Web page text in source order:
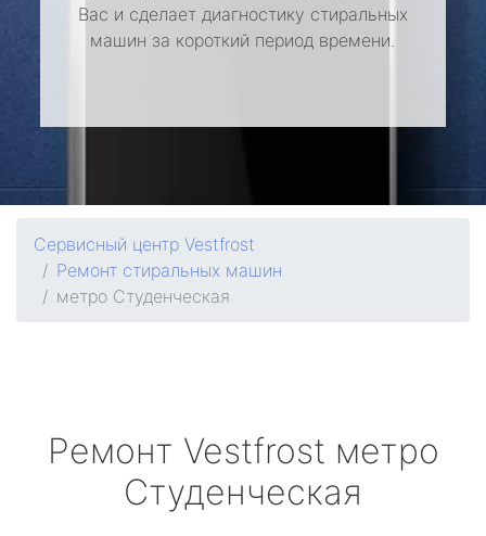
Вас и сделает диагностику стиральных
машин за короткий период времени.
Сервисный центр Vestfrost
Ремонт стиральных машин
метро Студенческая
Ремонт Vestfrost метро
Студенческая